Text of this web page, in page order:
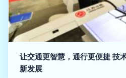
让交通更智慧，通行更便捷 技
新发展